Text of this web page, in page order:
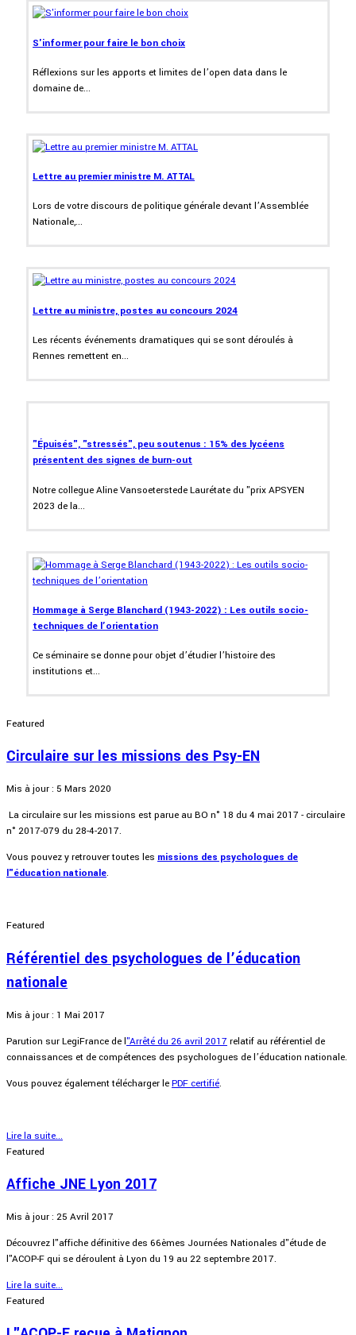
S'informer pour faire le bon choix
Réflexions sur les apports et limites de l’open data dans le
domaine de...
Lettre au premier ministre M. ATTAL
Lors de votre discours de politique générale devant l’Assemblée
Nationale,...
Lettre au ministre, postes au concours 2024
Les récents événements dramatiques qui se sont déroulés à
Rennes remettent en...
"Épuisés", "stressés", peu soutenus : 15% des lycéens
présentent des signes de burn-out
Notre collegue Aline Vansoeterstede Laurétate du "prix APSYEN
2023 de la...
Hommage à Serge Blanchard (1943-2022) : Les outils socio-
techniques de l’orientation
Ce séminaire se donne pour objet d’étudier l’histoire des
institutions et...
Featured
Circulaire sur les missions des Psy-EN
Mis à jour : 5 Mars 2020
La circulaire sur les missions est parue au BO n° 18 du 4 mai 2017 - circulaire
n° 2017-079 du 28-4-2017.
Vous pouvez y retrouver toutes les missions des psychologues de
l"éducation nationale.
Featured
Référentiel des psychologues de l’éducation
nationale
Mis à jour : 1 Mai 2017
Parution sur LegiFrance de l"Arrêté du 26 avril 2017 relatif au référentiel de
connaissances et de compétences des psychologues de l’éducation nationale.
Vous pouvez également télécharger lePDF certifié.
Lire la suite...
Featured
Affiche JNE Lyon 2017
Mis à jour : 25 Avril 2017
Découvrez l"affiche définitive des 66èmes Journées Nationales d"étude de
l"ACOP-F qui se déroulent à Lyon du 19 au 22 septembre 2017.
Lire la suite...
Featured